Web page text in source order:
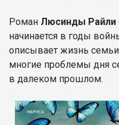
Роман Люсинды Райли
начинается в годы
описывает жизнь
многие проблемы дня
в далеком прошлом.